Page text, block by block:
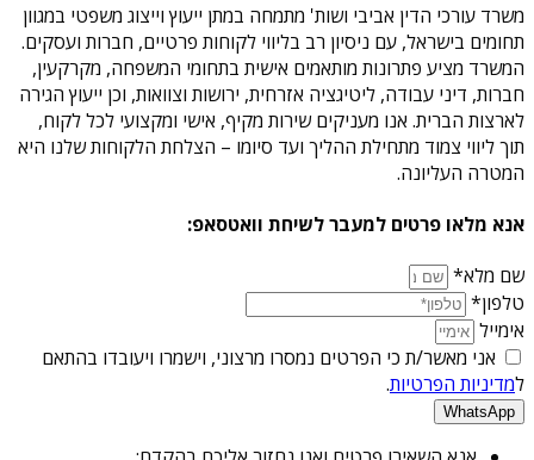
משרד עורכי הדין אביבי ושות' מתמחה במתן ייעוץ וייצוג משפטי במגוון
תחומים בישראל, עם ניסיון רב בליווי לקוחות פרטיים, חברות ועסקים.
המשרד מציע פתרונות מותאמים אישית בתחומי המשפחה, מקרקעין,
חברות, דיני עבודה, ליטיגציה אזרחית, ירושות וצוואות, וכן ייעוץ הגירה
לארצות הברית. אנו מעניקים שירות מקיף, אישי ומקצועי לכל לקוח,
תוך ליווי צמוד מתחילת ההליך ועד סיומו – הצלחת הלקוחות שלנו היא
המטרה העליונה.
אנא מלאו פרטים למעבר לשיחת וואטסאפ:
שם מלא*
טלפון*
אימייל
אני מאשר/ת כי הפרטים נמסרו מרצוני, וישמרו ויעובדו בהתאם
למדיניות הפרטיות.
WhatsApp